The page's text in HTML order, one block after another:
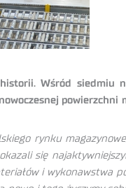
Wśród siedmiu
powierzchni
rynku
się
i wykonawstwa